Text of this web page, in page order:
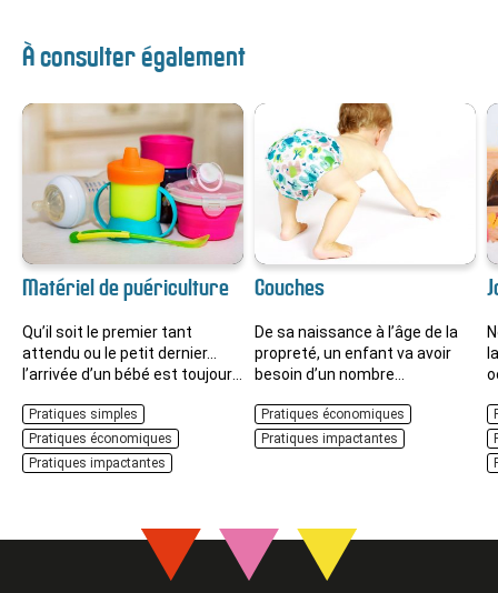
À consulter également
Matériel de puériculture
Qu’il soit le premier tant
attendu ou le petit dernier…
l’arrivée d’un bébé est toujours
une vie. Un évènement qui
bouleverse l’organisation du
quotidien et exige l’achat
durée très limitée. Faire la
différence entre envie et
Pratiques simples
Pratiques économiques
Pratiques impactantes
Couches
De sa naissance à l’âge de la
propreté, un enfant va avoir
besoin d’un nombre
Plusieurs générations ont
utilisé des couches jetables et
des familles aux couches
lavables. Celles-ci ont
beaucoup changé… Avantages
Pratiques économiques
Pratiques impactantes